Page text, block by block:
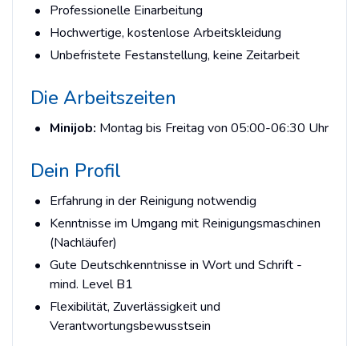
Professionelle Einarbeitung
Hochwertige, kostenlose Arbeitskleidung
Unbefristete Festanstellung, keine Zeitarbeit
Die Arbeitszeiten
Minijob: Montag bis Freitag von 05:00-06:30 Uhr
Dein Profil
Erfahrung in der Reinigung notwendig
Kenntnisse im Umgang mit Reinigungsmaschinen
(Nachläufer)
Gute Deutschkenntnisse in Wort und Schrift -
mind. Level B1
Flexibilität, Zuverlässigkeit und
Verantwortungsbewusstsein